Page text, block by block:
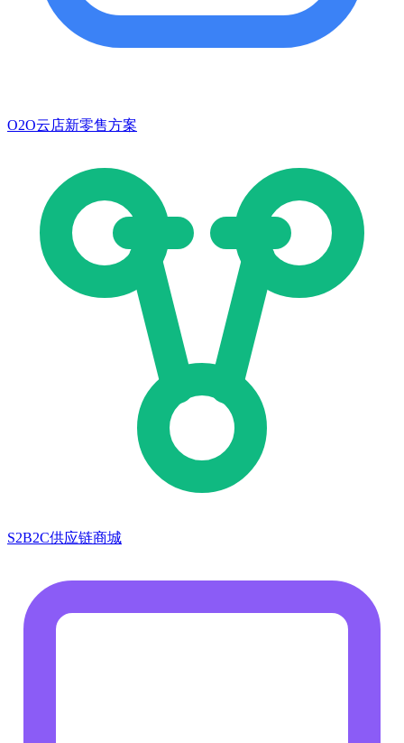
O2O云店新零售方案
S2B2C供应链商城